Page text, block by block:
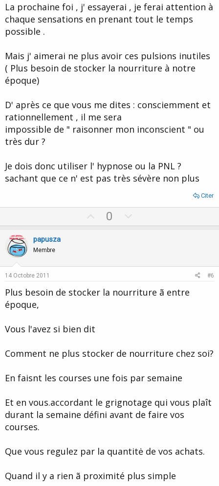
La prochaine foi , j' essayerai , je ferai attention à
chaque sensations en prenant tout le temps
possible .
Mais j' aimerai ne plus avoir ces pulsions inutiles
( Plus besoin de stocker la nourriture à notre
époque)
D' après ce que vous me dites : consciemment et
rationnellement , il me sera
impossible de " raisonner mon inconscient " ou
très dur ?
Je dois donc utiliser l' hypnose ou la PNL ?
sachant que ce n' est pas très sévère non plus
Citer
p
t
0
o
v
t
e
papusza
Membre
14 Octobre 2011 #6
Plus besoin de stocker la nourriture ã entre
époque,
Vous l'avez si bien dit
Comment ne plus stocker de nourriture chez soi?
En faisnt les courses une fois par semaine
Et en vous.accordant le grignotage qui vous plaît
durant la semaine défini avant de faire vos
courses.
Que vous regulez par la quantitė de vos achats.
Quand il y a rien ã proximité plus simple